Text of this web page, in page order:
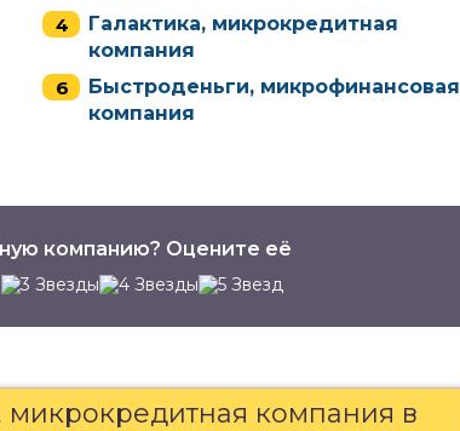
Галактика, микрокредитная
компания
Быстроденьги, микрофинансовая
компания
компанию? Оцените её
микрокредитная компания в